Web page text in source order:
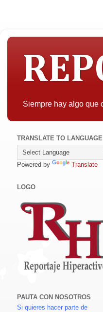
Siempre hay algo que
A quien
TRANSLATE TO LANGUAGE
Powered by Translate
LOGO
PAUTA CON NOSOTROS
Si quieres hacer parte de